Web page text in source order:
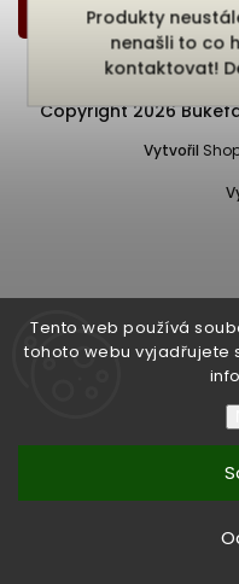
Tento web používá
tohoto webu vyjadřujete
Produkty
nenašli to co
kontaktovat!
Zpět do obchodu
Copyright 2026
Vytvořil